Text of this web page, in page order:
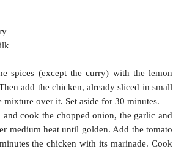
spices (except the curry) with the lemon
add the chicken, already sliced in small
mixture over it. Set aside for 30 minutes.
cook the chopped onion, the garlic and
medium heat until golden. Add the tomato
the chicken with its marinade. Cook